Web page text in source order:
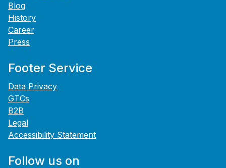
Blog
History
Career
Press
Footer Service
Data Privacy
GTCs
B2B
Legal
Accessibility Statement
Follow us on